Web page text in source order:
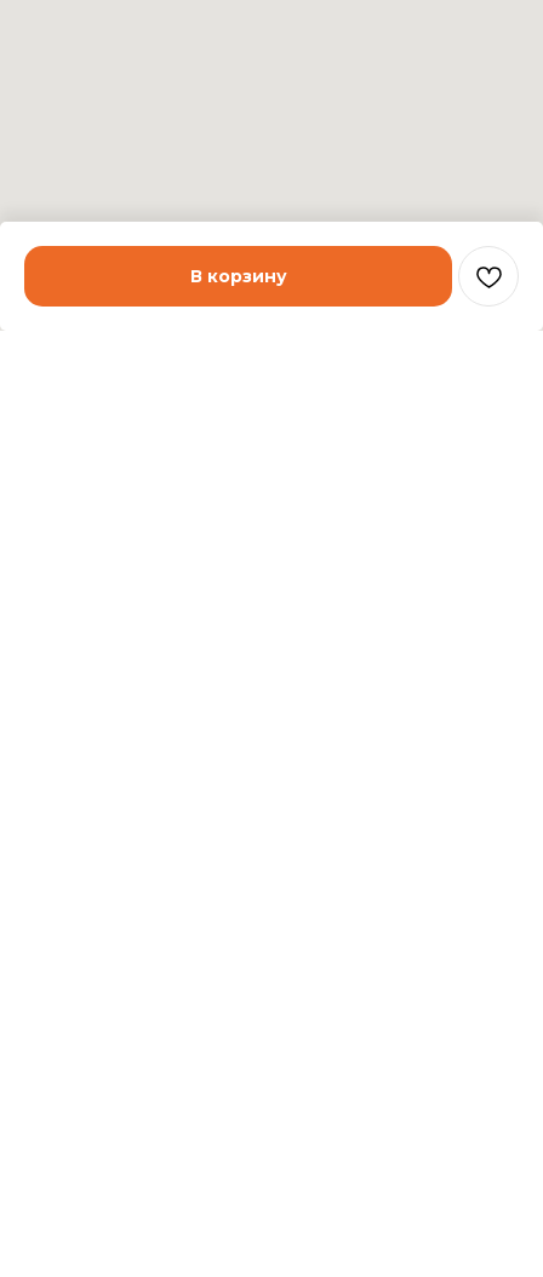
В корзину